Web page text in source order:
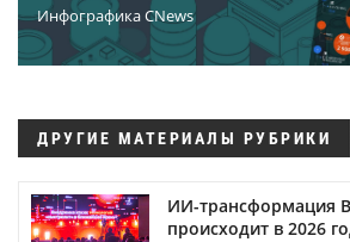
Инфографика CNews
ДРУГИЕ МАТЕРИАЛЫ РУБРИКИ
ИИ-трансформация
происходит в 2026